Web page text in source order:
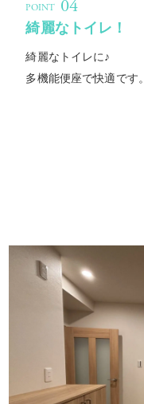
綺麗なトイレ！
綺麗なトイレに♪
多機能便座で快適です。